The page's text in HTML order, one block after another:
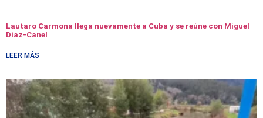
Lautaro Carmona llega nuevamente a Cuba y se reúne con Miguel
Díaz-Canel
LEER MÁS